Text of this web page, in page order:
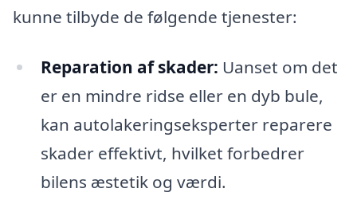
kunne tilbyde de følgende tjenester:
Reparation af skader: Uanset om det
er en mindre ridse eller en dyb bule,
kan autolakeringseksperter reparere
skader effektivt, hvilket forbedrer
bilens æstetik og værdi.